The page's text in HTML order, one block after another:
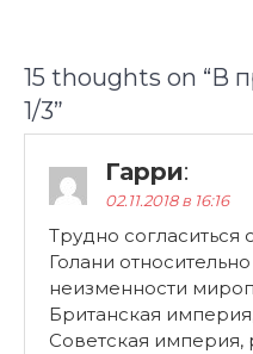
15 thoughts on “В
1/3”
Гарри:
02.11.2018 в 16:16
Трудно
Голани относительно
неизменности
Британская
Советская империя,